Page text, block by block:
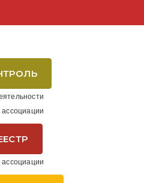
ассоциации
ассоциации